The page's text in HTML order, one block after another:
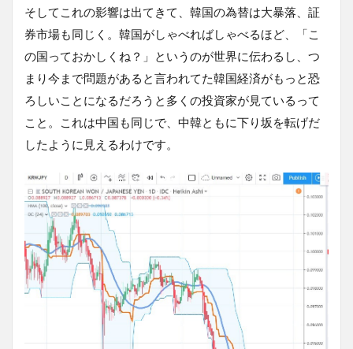
そしてこれの影響は出てきて、韓国の為替は大暴落、証
券市場も同じく。韓国がしゃべればしゃべるほど、「こ
の国っておかしくね？」というのが世界に伝わるし、つ
まり今まで問題があると言われてた韓国経済がもっと恐
ろしいことになるだろうと多くの投資家が見ているって
こと。これは中国も同じで、中韓ともに下り坂を転げだ
したように見えるわけです。